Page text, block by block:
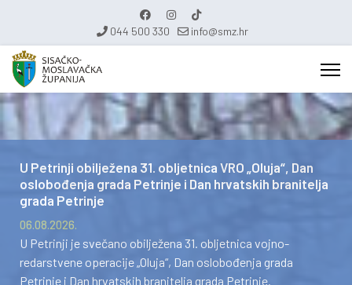
044 500 330 info@smz.hr
U Petrinji obilježena 31. obljetnica VRO „Oluja“, Dan
oslobođenja grada Petrinje i Dan hrvatskih branitelja
grada Petrinje
06.08.2026.
U Petrinji je svečano obilježena 31. obljetnica vojno-
redarstvene operacije „Oluja“, Dan oslobođenja grada
Petrinje i Dan hrvatskih branitelja grada Petrinje.